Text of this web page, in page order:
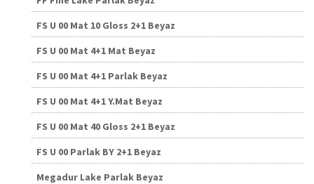
FS U 00 Mat 10 Gloss 2+1 Beyaz
FS U 00 Mat 4+1 Mat Beyaz
FS U 00 Mat 4+1 Parlak Beyaz
FS U 00 Mat 4+1 Y.Mat Beyaz
FS U 00 Mat 40 Gloss 2+1 Beyaz
FS U 00 Parlak BY 2+1 Beyaz
Megadur Lake Parlak Beyaz